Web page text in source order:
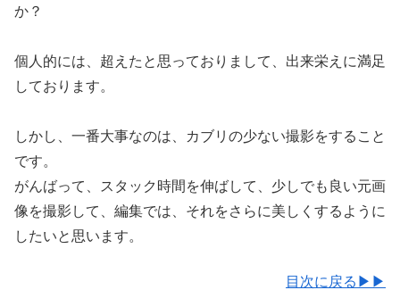
か？
個人的には、超えたと思っておりまして、出来栄えに満足
しております。
しかし、一番大事なのは、カブリの少ない撮影をすること
です。
がんばって、スタック時間を伸ばして、少しでも良い元画
像を撮影して、編集では、それをさらに美しくするように
したいと思います。
目次に戻る▶▶